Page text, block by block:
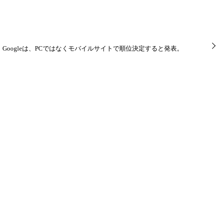
Googleは、PCではなくモバイルサイトで順位決定すると発表。